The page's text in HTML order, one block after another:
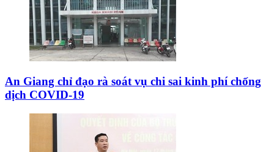
An Giang chỉ đạo rà soát vụ chi sai kinh phí chống
dịch COVID-19